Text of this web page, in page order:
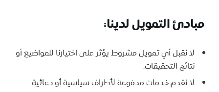
مبادئ التمويل لدينا:
لا نقبل أي تمويل مشروط يؤثر على اختيارنا للمواضيع أو
نتائج التحقيقات.
لا نقدم خدمات مدفوعة لأطراف سياسية أو دعائية.